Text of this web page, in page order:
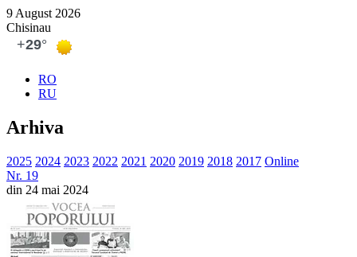
9 August 2026
Chisinau
RO
RU
Arhiva
2025 2024 2023 2022 2021 2020 2019 2018 2017 Online
Nr. 19
din 24 mai 2024